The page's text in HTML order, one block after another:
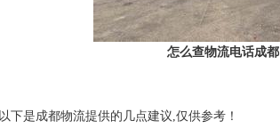
怎么查物流电话成都
以下是成都物流提供的几点建议,仅供参考！